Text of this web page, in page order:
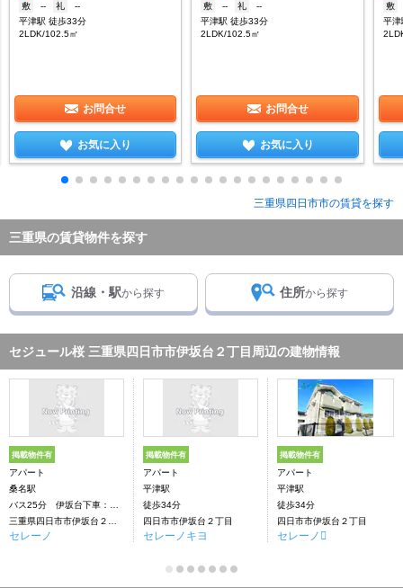
敷
-- 礼
--
平津駅 徒歩33分
2LDK/102.5㎡
お問合せ
お気に入り
敷
-- 礼
--
平津駅 徒歩33分
2LDK/102.5㎡
お問合せ
お気に入り
敷
平
三重県四日市市の賃貸を探す
三重県の賃貸物件を探す
沿線・駅から探す 住所から探す
セジュール桜 三重県四日市市伊坂台２丁目周辺の建物情報
掲載物件有
アパート
桑名駅
バス25分 伊坂台下車：停歩2分
セレーノ
掲載物件有
アパート
平津駅
徒歩34分
四日市市伊坂台２丁目
セレーノキヨ
掲載物件有
アパート
平津駅
徒歩34分
四日市市伊坂台２丁目
セレーノ